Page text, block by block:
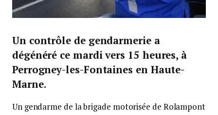
Un contrôle de gendarmerie a
dégénéré ce mardi vers 15 heures, à
Perrogney-les-Fontaines en Haute-
Marne.
Un gendarme de la brigade motorisée de Rolampont